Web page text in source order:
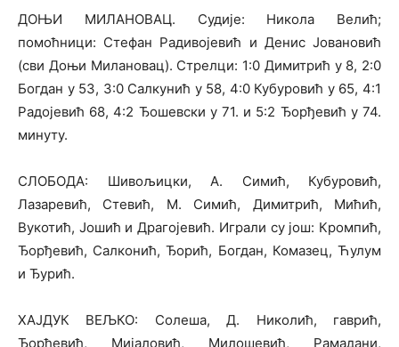
ДОЊИ МИЛАНОВАЦ. Судије: Никола Велић;
помоћници: Стефан Радивојевић и Денис Јовановић
(сви Доњи Милановац). Стрелци: 1:0 Димитрић у 8, 2:0
Богдан у 53, 3:0 Салкунић у 58, 4:0 Кубуровић у 65, 4:1
Радојевић 68, 4:2 Ђошевски у 71. и 5:2 Ђорђевић у 74.
минуту.
СЛОБОДА: Шивољицки, А. Симић, Кубуровић,
Лазаревић, Стевић, М. Симић, Димитрић, Мићић,
Вукотић, Јошић и Драгојевић. Играли су још: Кромпић,
Ђорђевић, Салконић, Ђорић, Богдан, Комазец, Ћулум
и Ђурић.
ХАЈДУК ВЕЉКО: Солеша, Д. Николић, гаврић,
Ђорђевић, Мијаловић, Милошевић, Рамадани,